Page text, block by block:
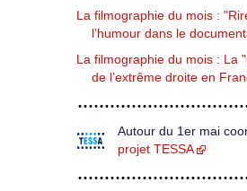
La filmographie du mois :
l’humour dans le
La filmographie du mois : La
de l’extrême droite en
Autour du 1er mai
projet TESSA